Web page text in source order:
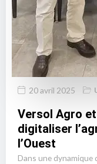
20 avril 2025
Versol Agro
digitaliser
l’Ouest
Dans une dynamique